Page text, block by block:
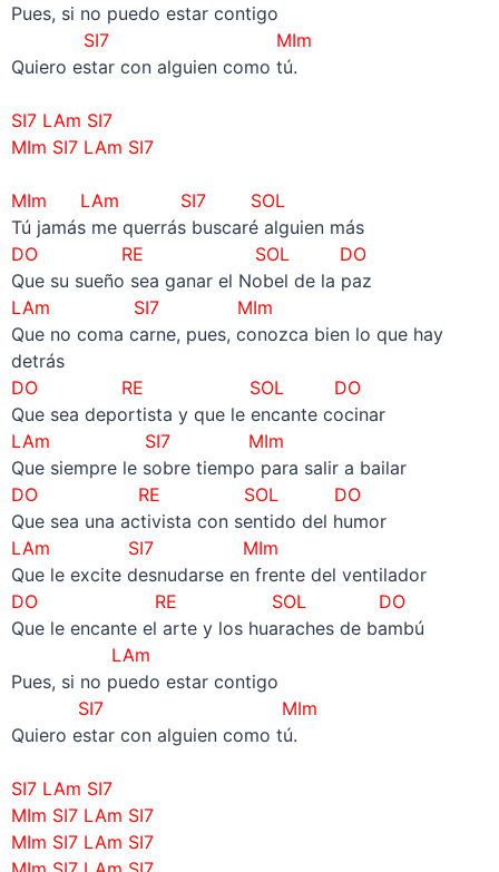
Pues, si no puedo estar contigo
SI7 MIm
Quiero estar con alguien como tú.
SI7 LAm SI7
MIm SI7 LAm SI7
MIm LAm SI7 SOL
Tú jamás me querrás buscaré alguien más
DO RE SOL DO
Que su sueño sea ganar el Nobel de la paz
LAm SI7 MIm
Que no coma carne, pues, conozca bien lo que hay
detrás
DO RE SOL DO
Que sea deportista y que le encante cocinar
LAm SI7 MIm
Que siempre le sobre tiempo para salir a bailar
DO RE SOL DO
Que sea una activista con sentido del humor
LAm SI7 MIm
Que le excite desnudarse en frente del ventilador
DO RE SOL DO
Que le encante el arte y los huaraches de bambú
LAm
Pues, si no puedo estar contigo
SI7 MIm
Quiero estar con alguien como tú.
SI7 LAm SI7
MIm SI7 LAm SI7
MIm SI7 LAm SI7